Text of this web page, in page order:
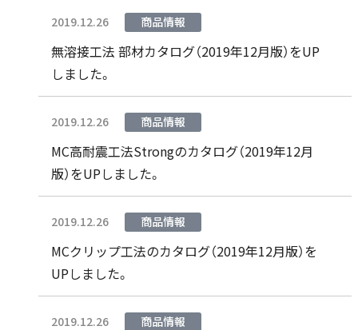
2019.12.26 商品情報
無溶接工法 部材カタログ（2019年12月版）をUP
しました。
2019.12.26 商品情報
MC高耐震工法Strongのカタログ（2019年12月
版）をUPしました。
2019.12.26 商品情報
MCクリップ工法のカタログ（2019年12月版）を
UPしました。
2019.12.26 商品情報